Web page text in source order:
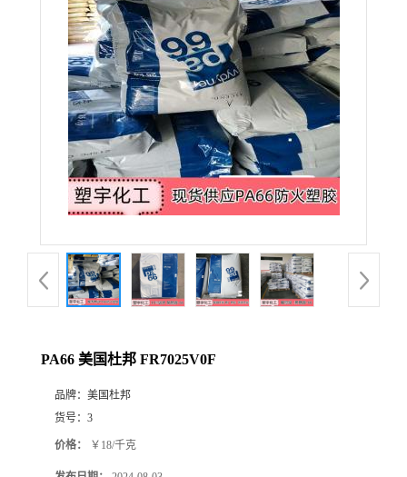
PA66 美国杜邦 FR7025V0F
品牌： 美国杜邦
货号： 3
价格： ￥18/千克